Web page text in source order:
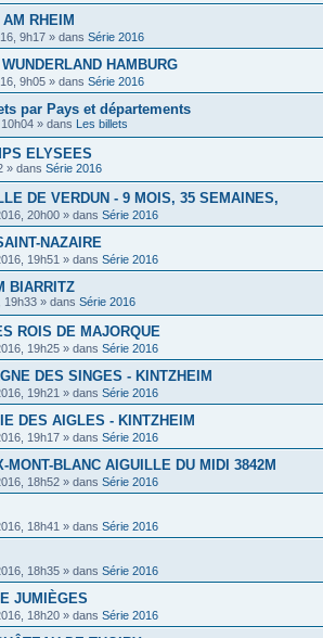
RHEIM
9h17 » dans Série 2016
HAMBURG
9h05 » dans Série 2016
par Pays et départements
» dans Les billets
ELYSEES
» dans Série 2016
DE VERDUN - 9 MOIS, 35 SEMAINES,
20h00 » dans Série 2016
NAZAIRE
19h51 » dans Série 2016
BIARRITZ
19h33 » dans Série 2016
ROIS DE MAJORQUE
19h25 » dans Série 2016
DES SINGES - KINTZHEIM
19h21 » dans Série 2016
DES AIGLES - KINTZHEIM
19h17 » dans Série 2016
MONT-BLANC AIGUILLE DU MIDI 3842M
18h52 » dans Série 2016
18h41 » dans Série 2016
18h35 » dans Série 2016
JUMIÈGES
18h20 » dans Série 2016